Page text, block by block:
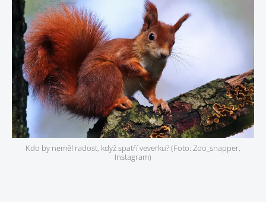
Kdo by neměl radost, když spatří veverku? (Foto: Zoo_snapper,
Instagram)